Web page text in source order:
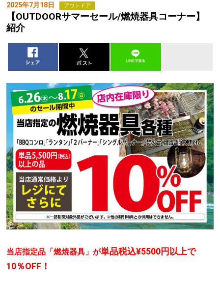
2025年7月18日 アウトドア
【OUTDOORサマーセール/燃焼器具コーナー】
紹介
当店指定品「燃焼器具」が単品税込¥5500円以上で
10％OFF！